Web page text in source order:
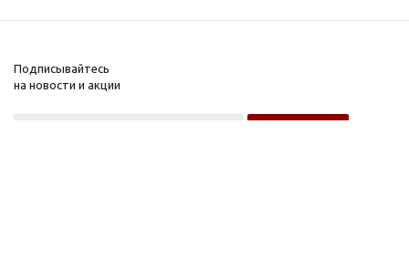
Подписывайтесь
на новости и акции